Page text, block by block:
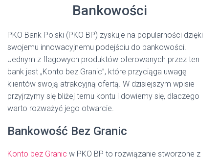
Bankowości
PKO Bank Polski (PKO BP) zyskuje na popularności dzięki
swojemu innowacyjnemu podejściu do bankowości.
Jednym z flagowych produktów oferowanych przez ten
bank jest „Konto bez Granic”, które przyciąga uwagę
klientów swoją atrakcyjną ofertą. W dzisiejszym wpisie
przyjrzymy się bliżej temu kontu i dowiemy się, dlaczego
warto rozważyć jego otwarcie.
Bankowość Bez Granic
Konto bez Granic w PKO BP to rozwiązanie stworzone z